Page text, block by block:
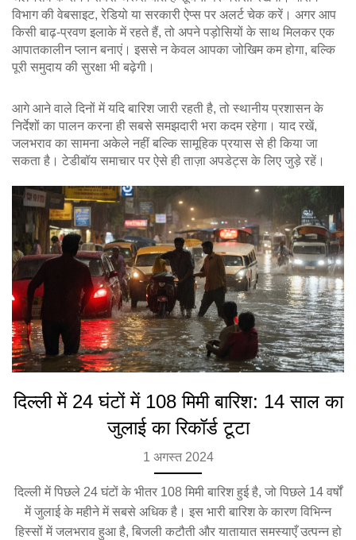
विभाग की वेबसाइट, रेडियो या सरकारी ऐप्स पर अलर्ट चेक करें। अगर आप
किसी बाढ़‑प्रवण इलाके में रहते हैं, तो अपने पड़ोसियों के साथ मिलकर एक
आपातकालीन प्लान बनाएं। इससे न केवल आपका जोखिम कम होगा, बल्कि
पूरी समुदाय की सुरक्षा भी बढ़ेगी।
आगे आने वाले दिनों में यदि बारिश जारी रहती है, तो स्थानीय प्रशासन के
निर्देशों का पालन करना ही सबसे समझदारी भरा कदम रहेगा। याद रखें,
जलभराव का सामना अकेले नहीं बल्कि सामूहिक प्रयास से ही किया जा
सकता है। टेडीबॉय समाचार पर ऐसे ही ताज़ा अपडेट्स के लिए जुड़े रहें।
दिल्ली में 24 घंटों में 108 मिमी बारिश: 14 साल का
जुलाई का रिकॉर्ड टूटा
1 अगस्त 2024
दिल्ली में पिछले 24 घंटों के भीतर 108 मिमी बारिश हुई है, जो पिछले 14 वर्षों
में जुलाई के महीने में सबसे अधिक है। इस भारी बारिश के कारण विभिन्न
हिस्सों में जलभराव हुआ है, बिजली कटौती और यातायात समस्याएँ उत्पन्न हो